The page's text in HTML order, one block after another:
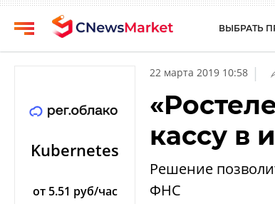
Публикации
обзоры
Конференции
Техника
ВЫБРАТЬ
Kubernetes
от 5.51 руб/час
22 марта 2019 10:58 |
кассу в
Решение
ФНС